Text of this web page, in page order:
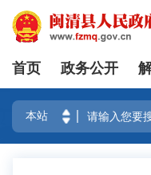
首页 政务公开